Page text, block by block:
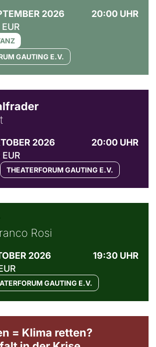
2026
20:00 UHR
GAUTING E.V.
2026
20:00 UHR
THEATERFORUM GAUTING E.V.
Rosi
2026
19:30 UHR
GAUTING E.V.
= Klima retten?